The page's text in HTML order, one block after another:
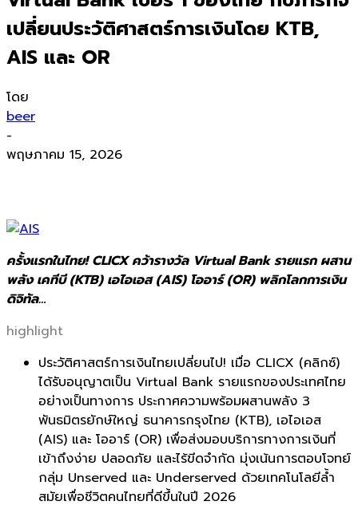
เปลี่ยนประวัติศาสตร์การเงินโดย KTB,
AIS และ OR
โดย
beer
-
พฤษภาคม 15, 2026
ครั้งแรกในไทย! CLICX คว้ารางวัล Virtual Bank รายแรก ผสาน
พลัง เคทีบี (KTB) เอไอเอส (AIS) โออาร์ (OR) พลิกโลกการเงิน
ดิจิทัล…
highlight
ประวัติศาสตร์การเงินไทยเปลี่ยนไป! เมื่อ CLICX (คลิกซ์)
ได้รับอนุญาตเป็น Virtual Bank รายแรกของประเทศไทย
อย่างเป็นทางการ ประกาศความพร้อมผสานพลัง 3
พันธมิตรยักษ์ใหญ่ ธนาคารกรุงไทย (KTB), เอไอเอส
(AIS) และ โออาร์ (OR) เพื่อส่งมอบบริการทางการเงินที่
เข้าถึงง่าย ปลอดภัย และไร้ขีดจำกัด มุ่งเน้นการตอบโจทย์
กลุ่ม Unserved และ Underserved ด้วยเทคโนโลยีล้ำ
สมัยเพื่อชีวิตคนไทยที่ดีขึ้นในปี 2026